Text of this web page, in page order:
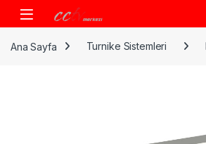
Skip to navigation
Skip to content
Ana Sayfa Turnike Sistemleri